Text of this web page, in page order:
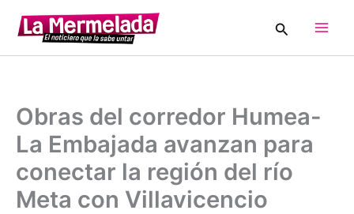
contenido
Buscar
Obras del corredor Humea-
La Embajada avanzan para
conectar la región del río
Meta con Villavicencio